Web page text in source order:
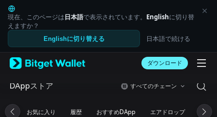
English
日本語
Tiếng Việt
Русский
Español (Latinoamérica)
Italiano
Deutsch
繁體中文
現在、このページは日本語で表示されています。 Englishに切り替
えますか？
Englishに切り替える 日本語で続ける
ダウンロード
DAppストア すべてのチェーン
お気に入り 履歴 おすすめDApp エアドロップ DeFi